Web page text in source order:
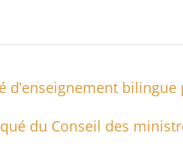
du Conseil des